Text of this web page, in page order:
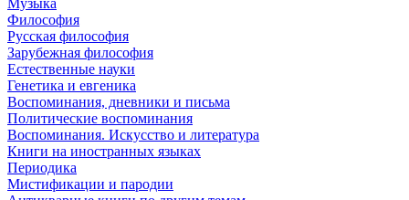
Музыка
Философия
Русская философия
Зарубежная философия
Естественные науки
Генетика и евгеника
Воспоминания, дневники и письма
Политические воспоминания
Воспоминания. Искусство и литература
Книги на иностранных языках
Периодика
Мистификации и пародии